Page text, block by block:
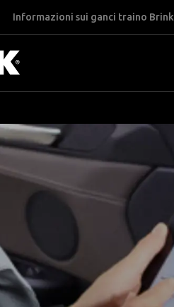
Informazioni sui ganci traino Brink